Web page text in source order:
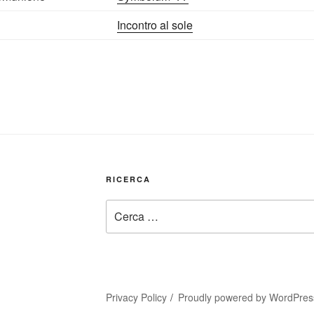
Incontro al sole
RICERCA
Privacy Policy Proudly powered by